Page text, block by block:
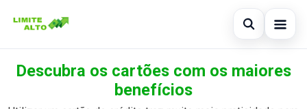
Abrir busca
Início
Buscar no site
Descubra os cartões com os maiores
benefícios